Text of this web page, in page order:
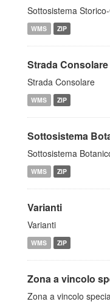
Sottosistema
WMS ZIP
Strada Consolare
Strada Consolare
WMS ZIP
Sottosistema
Sottosistema
WMS ZIP
Varianti
Varianti
WMS ZIP
Zona a vincolo
Zona a vincolo